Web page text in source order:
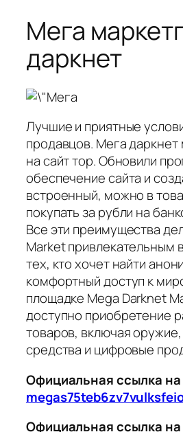
Мега
даркнет
Лучшие и приятные
продавцов. Мега даркнет
на сайт тор. Обновили
обеспечение сайта и
встроенный, можно в
покупать за рубли на
Все эти преимущества
Market привлекательным
тех, кто хочет найти
комфортный доступ к
площадке Mega Darknet
доступно приобретение
товаров, включая
средства и цифровые
Официальная ссылка
Официальная ссылка